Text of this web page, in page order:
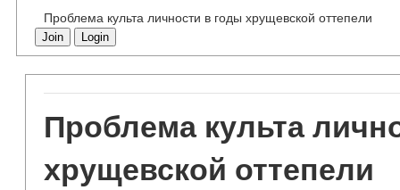
Проблема культа личности в годы хрущевской оттепели
Join Login
Проблема культа
хрущевской оттепели